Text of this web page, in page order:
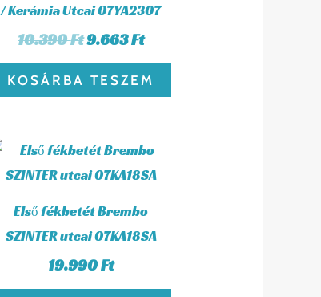
/ Kerámia Utcai 07YA2307
10.390Ft9.663Ft
KOSÁRBA TESZEM
Első fékbetét Brembo
SZINTER utcai 07KA18SA
19.990Ft